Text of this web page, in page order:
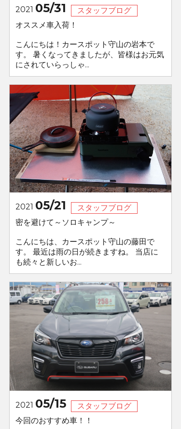
2021 05/31
スタッフブログ
オススメ車入荷！
こんにちは！カースポット守山の岩本で
す。 暑くなってきましたが、皆様はお元気
にされていらっしゃ...
2021 05/21
スタッフブログ
密を避けて～ソロキャンプ～
こんにちは、カースポット守山の藤田で
す。 最近は雨の日が続きますね。 当店に
も続々と新しいお...
2021 05/15
スタッフブログ
今回のおすすめ車！！